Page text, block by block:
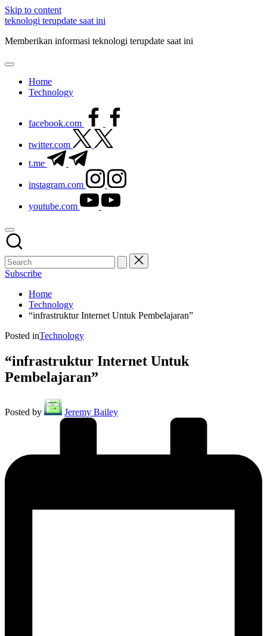
Skip to content
teknologi terupdate saat ini
Memberikan informasi teknologi terupdate saat ini
Home
Technology
facebook.com
twitter.com
t.me
instagram.com
youtube.com
Subscribe
Home
Technology
“infrastruktur Internet Untuk Pembelajaran”
Posted inTechnology
“infrastruktur Internet Untuk
Pembelajaran”
Posted by Jeremy Bailey